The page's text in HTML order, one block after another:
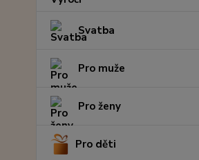
Svatba
Pro muže
Pro ženy
Pro děti